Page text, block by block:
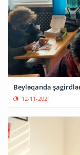
Beyləqanda
12-11-2021